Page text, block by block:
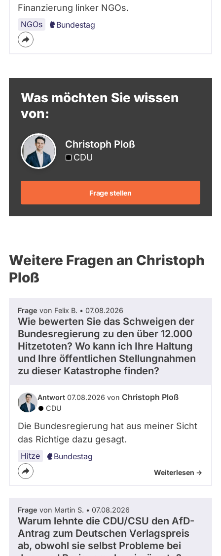
Finanzierung linker NGOs.
NGOs Bundestag
Was möchten Sie wissen
von:
Christoph Ploß
CDU
Frage stellen
Weitere Fragen an Christoph
Ploß
Frage von Felix B. • 07.08.2026
Wie bewerten Sie das Schweigen der
Bundesregierung zu den über 12.000
Hitzetoten? Wo kann ich Ihre Haltung
und Ihre öffentlichen Stellungnahmen
zu dieser Katastrophe finden?
Antwort 07.08.2026 von Christoph Ploß
CDU
Die Bundesregierung hat aus meiner Sicht
das Richtige dazu gesagt.
Hitze Bundestag
Weiterlesen ->
Frage von Martin S. • 07.08.2026
Warum lehnte die CDU/CSU den AfD-
Antrag zum Deutschen Verlagspreis
ab, obwohl sie selbst Probleme bei